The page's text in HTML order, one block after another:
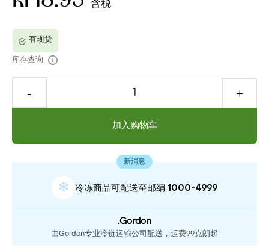
含税
库存查询
加入购物车
新消息
❄ 冷冻商品可配送⾄邮编 1000-4999
.Gordon
由Gordon专业冷链运输公司配送，运费99克朗起